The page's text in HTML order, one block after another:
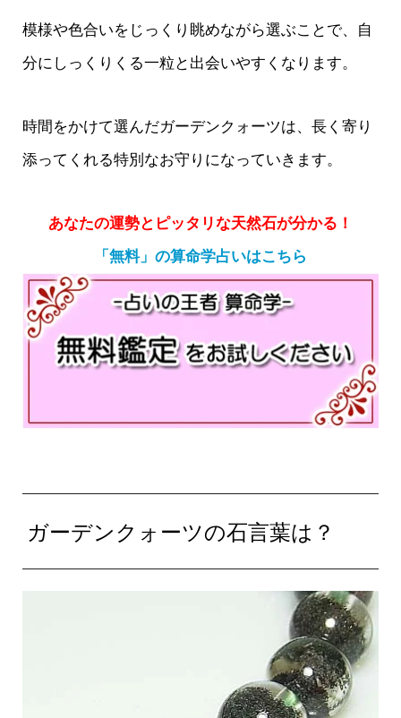
模様や色合いをじっくり眺めながら選ぶことで、自
分にしっくりくる一粒と出会いやすくなります。
時間をかけて選んだガーデンクォーツは、長く寄り
添ってくれる特別なお守りになっていきます。
あなたの運勢とピッタリな天然石が分かる！
「無料」の算命学占いはこちら
ガーデンクォーツの石言葉は？